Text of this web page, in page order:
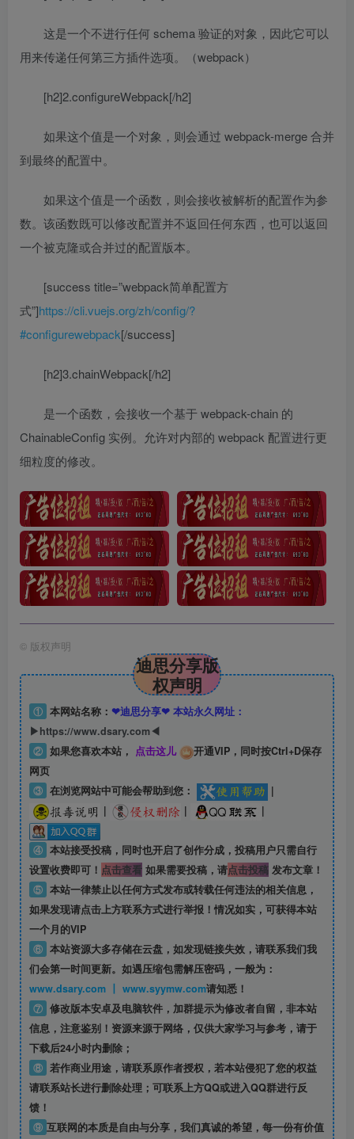
这是一个不进行任何 schema 验证的对象，因此它可以
用来传递任何第三方插件选项。（webpack）
[h2]2.configureWebpack[/h2]
如果这个值是一个对象，则会通过 webpack-merge 合并
到最终的配置中。
如果这个值是一个函数，则会接收被解析的配置作为参
数。该函数既可以修改配置并不返回任何东西，也可以返回
一个被克隆或合并过的配置版本。
[success title=”webpack简单配置方
式”]https://cli.vuejs.org/zh/config/?
#configurewebpack[/success]
[h2]3.chainWebpack[/h2]
是一个函数，会接收一个基于 webpack-chain 的
ChainableConfig 实例。允许对内部的 webpack 配置进行更
细粒度的修改。
© 版权声明
迪思分享版
权声明
① 本网站名称： ❤迪思分享❤ 本站永久网址：
▶https://www.dsary.com◀
② 如果您喜欢本站， 点击这儿
开通VIP，同时按Ctrl+D保存
网页
③ 在浏览网站中可能会帮助到您：
|
|
| |
④ 本站接受投稿，同时也开启了创作分成，投稿用户只需自行
设置收费即可！ 点击查看如果需要投稿，请点击投稿发布文章！
⑤ 本站一律禁止以任何方式发布或转载任何违法的相关信息，
如果发现请点击上方联系方式进行举报！情况如实，可获得本站
一个月的VIP
⑥ 本站资源大多存储在云盘，如发现链接失效，请联系我们我
们会第一时间更新。如遇压缩包需解压密码，一般为：
www.dsary.com 丨 www.syymw.com请知悉！
⑦ 修改版本安卓及电脑软件，加群提示为修改者自留， 非本站
信息，注意鉴别！资源来源于网络，仅供大家学习与参考，请于
下载后24小时内删除；
⑧ 若作商业用途，请联系原作者授权，若本站侵犯了您的权益
请联系站长进行删除处理；可联系上方QQ或进入QQ群进行反
馈！
⑨ 互联网的本质是自由与分享，我们真诚的希望，每一份有价值